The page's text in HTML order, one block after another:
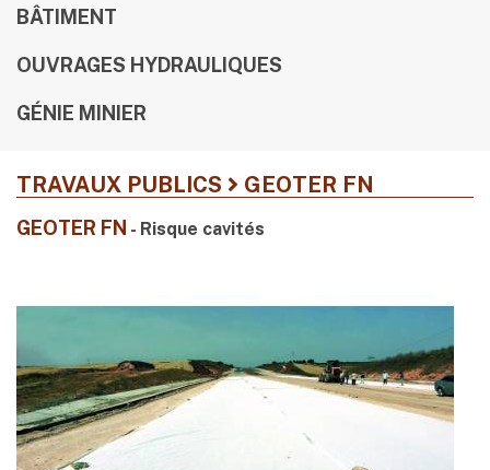
BÂTIMENT
OUVRAGES HYDRAULIQUES
GÉNIE MINIER
TRAVAUX PUBLICS GEOTER FN
GEOTER FN - Risque cavités